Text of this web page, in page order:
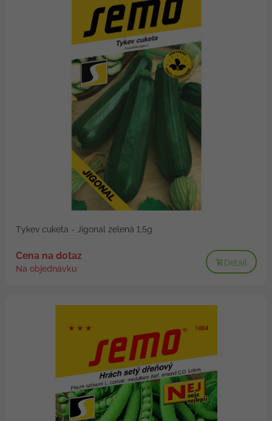
Tykev cuketa - Jigonal zelená 1,5g
Cena na dotaz
Na objednávku
Detail